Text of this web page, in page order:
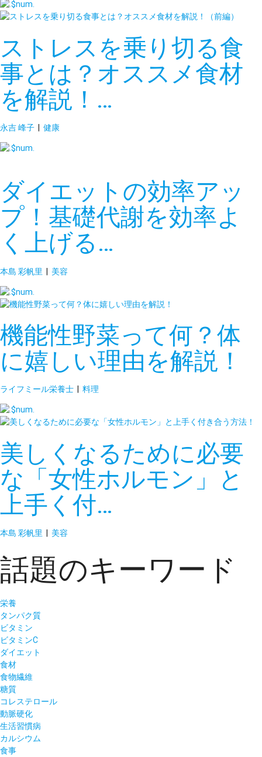
ストレスを乗り切る食
事とは？オススメ食材
を解説！…
永吉 峰子 | 健康
ダイエットの効率アッ
プ！基礎代謝を効率よ
く上げる…
本島 彩帆里 | 美容
機能性野菜って何？体
に嬉しい理由を解説！
ライフミール栄養士 料理
美しくなるために必要
な「女性ホルモン」と
上手く付…
本島 彩帆里 | 美容
話題のキーワード
栄養
タンパク質
ビタミン
ビタミンC
ダイエット
食材
食物繊維
糖質
コレステロール
動脈硬化
生活習慣病
カルシウム
食事